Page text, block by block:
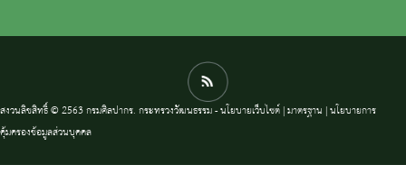
สงวนลิขสิทธิ์ © 2563 กรมศิลปากร. กระทรวงวัฒนธรรม -นโยบายเว็บไซต์|มาตรฐาน |นโยบายการ
คุ้มครองข้อมูลส่วนบุคคล